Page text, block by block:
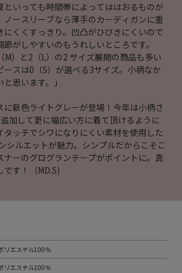
いっても時間帯によってははおるものが
ノースリーブなら薄手のカーディガンに重
にくくすっきり。凹凸がひびきにくいので
がしやすいのもうれしいところです。
M）と2（L）の2 サイズ展開の商品も多い
ースは0（S）が選べる3サイズ。小柄なか
思います。」
に新色ライトグレーが登場！今年は小柄さ
加して更に幅広い方に着て頂けるように
タッチでシワになりにくい素材を使用した
シルエットが魅力。シンプルだからこそこ
ナーのグログランテープがポイントに。真
です！（MD.S)
リエステル100％
リエステル100％